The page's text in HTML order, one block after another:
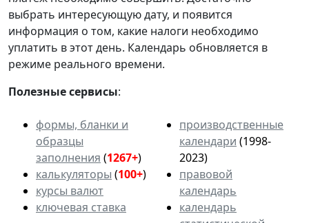
выбрать интересующую дату, и появится
информация о том, какие налоги необходимо
уплатить в этот день. Календарь обновляется в
режиме реального времени.
Полезные сервисы:
формы, бланки и
образцы
заполнения (1267+)
калькуляторы (100+)
курсы валют
ключевая ставка
производственные
календари (1998-
2023)
правовой
календарь
календарь